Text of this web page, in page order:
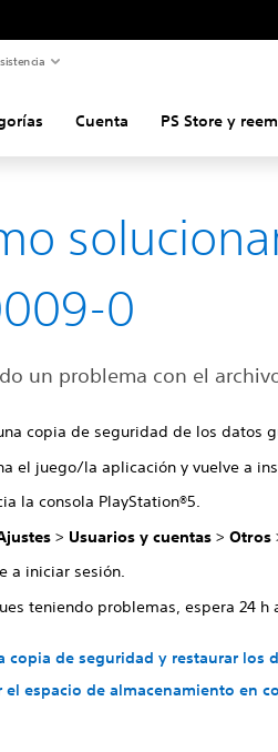
Cuenta PS Store y
0
un problema con el
copia de seguridad de los datos
el juego/la aplicación y vuelve a
la consola PlayStation®5.
> Usuarios y cuentas>Otros
a iniciar sesión.
teniendo problemas, espera 24 h
copia de seguridad y restaurar los
el espacio de almacenamiento en